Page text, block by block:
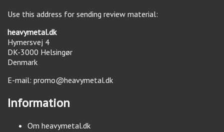
Use this address for sending review material:
heavymetal.dk
Hymersvej 4
DK-3000 Helsingør
Denmark
E-mail: promo@heavymetal.dk
Information
Om heavymetal.dk